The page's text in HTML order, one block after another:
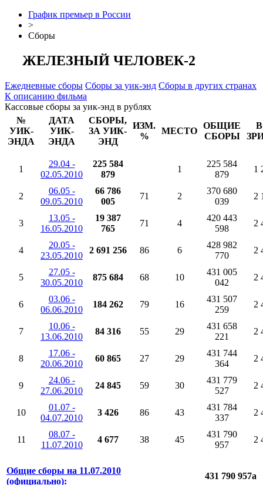
График премьер в России
>
Сборы
ЖЕЛЕЗНЫЙ ЧЕЛОВЕК-2
Ежедневные сборы Сборы за уик-энд Сборы в других странах
К описанию фильма
Кассовые сборы за уик-энд в рублях
№
УИК-
ЭНДА
ДАТА
УИК-
ЭНДА
СБОРЫ,
ЗА УИК-
ЭНД
ИЗМ.
%
МЕСТО
ОБЩИЕ
СБОРЫ
1
29.04 -
02.05.2010
225 584
879
1
225 584
879
1
2
06.05 -
09.05.2010
66 786
005
71 2
370 680
039
2
3
13.05 -
16.05.2010
19 387
765
71 4
420 443
598
2
4
20.05 -
23.05.2010
2 691 256 86 6
428 982
770
2
5
27.05 -
30.05.2010
875 684 68 10
431 005
042
2
6
03.06 -
06.06.2010
184 262 79 16
431 507
259
2
7
10.06 -
13.06.2010
84 316 55 29
431 658
221
2
8
17.06 -
20.06.2010
60 865 27 29
431 744
364
2
9
24.06 -
27.06.2010
24 845 59 30
431 779
527
2
10
01.07 -
04.07.2010
3 426 86 43
431 784
337
2
11
08.07 -
11.07.2010
4 677 38 45
431 790
957
2
Общие сборы на 11.07.2010
(официально):
431 790 957a